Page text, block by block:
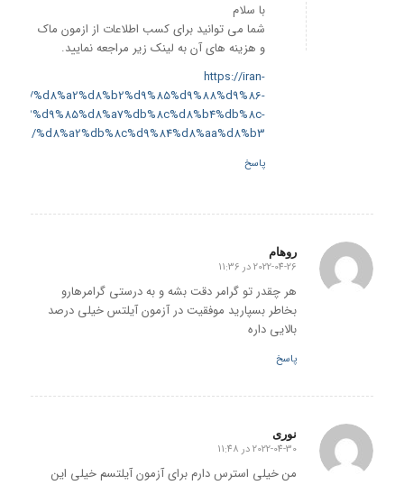
با سلام
شما می توانید برای کسب اطلاعات از ازمون ماک
و هزینه های آن به لینک زیر مراجعه نمایید.
https://iran-
%d8%a2%d8%b2%d9%85%d9%88%d9%86-
%d8%a2%db%8c%d9%84%d8%aa%d8%b3/
پاسخ
روهام
گفته:
2022-04-26 در 11:36
هر چقدر تو گرامر دقت بشه و به درستی گرامرهارو
بخاطر بسپارید موفقیت در آزمون آیلتس خیلی درصد
بالایی داره
پاسخ
نوری
گفته:
2022-04-30 در 11:48
من خیلی استرس دارم برای آزمون آیلتسم خیلی این